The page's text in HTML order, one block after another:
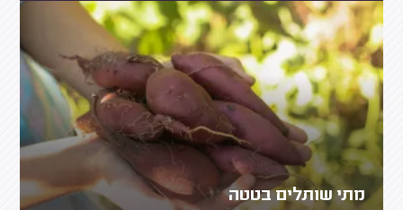
מתי שותלים בטטה